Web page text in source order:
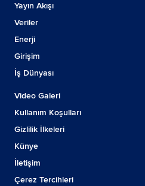
Yayın Akışı
Veriler
Enerji
Girişim
İş Dünyası
Video Galeri
Kullanım Koşulları
Gizlilik İlkeleri
Künye
İletişim
Çerez Tercihleri